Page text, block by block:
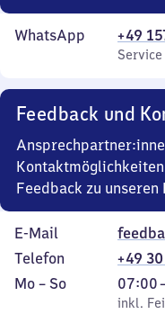
WhatsApp +49
Feedback und
Feedback zu unseren
E-Mail
Telefon
+49
Montag
Mo – So,
inkl. Feiertage
07:00
Von
7
inkl.